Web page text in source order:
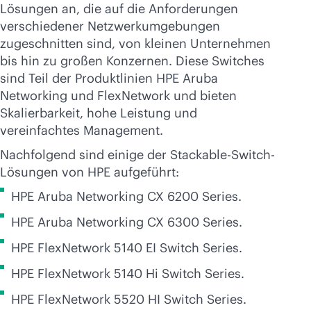
Lösungen an, die auf die Anforderungen
verschiedener Netzwerkumgebungen
zugeschnitten sind, von kleinen Unternehmen
bis hin zu großen Konzernen. Diese Switches
sind Teil der Produktlinien HPE Aruba
Networking und FlexNetwork und bieten
Skalierbarkeit, hohe Leistung und
vereinfachtes Management.
Nachfolgend sind einige der Stackable-Switch-
Lösungen von HPE aufgeführt:
HPE Aruba Networking CX 6200 Series.
HPE Aruba Networking CX 6300 Series.
HPE FlexNetwork 5140 EI Switch Series.
HPE FlexNetwork 5140 Hi Switch Series.
HPE FlexNetwork 5520 HI Switch Series.